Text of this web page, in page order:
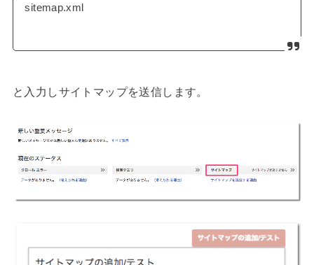
sitemap.xml
と入力しサイトマップを送信します。